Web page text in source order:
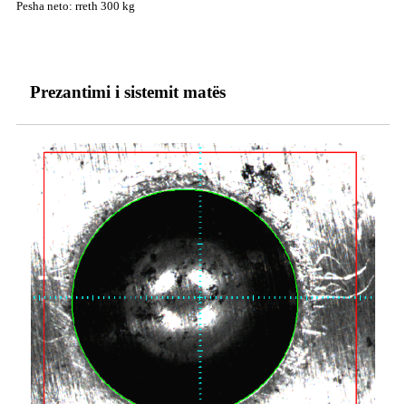
Pesha neto: rreth 300 kg
Prezantimi i sistemit matës